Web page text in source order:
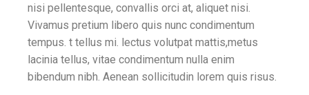
nisi pellentesque, convallis orci at, aliquet nisi.
Vivamus pretium libero quis nunc condimentum
tempus. t tellus mi. lectus volutpat mattis,metus
lacinia tellus, vitae condimentum nulla enim
bibendum nibh. Aenean sollicitudin lorem quis risus.